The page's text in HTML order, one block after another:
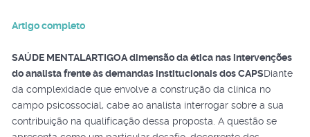
Artigo completo
SAÚDE MENTALARTIGOA dimensão da ética nas intervenções
do analista frente às demandas institucionais dos CAPSDiante
da complexidade que envolve a construção da clínica no
campo psicossocial, cabe ao analista interrogar sobre a sua
contribuição na qualificação dessa proposta. A questão se